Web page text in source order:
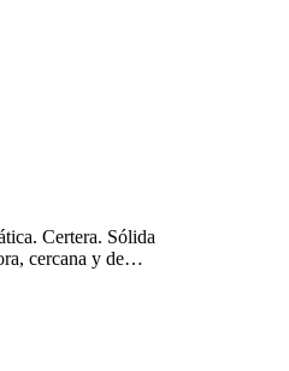
Certera. Sólida
cercana y de